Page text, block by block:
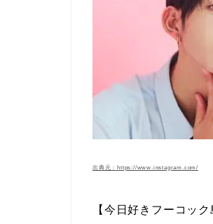
出典元：https://www.instagram.com/
【今日好きフーコッ